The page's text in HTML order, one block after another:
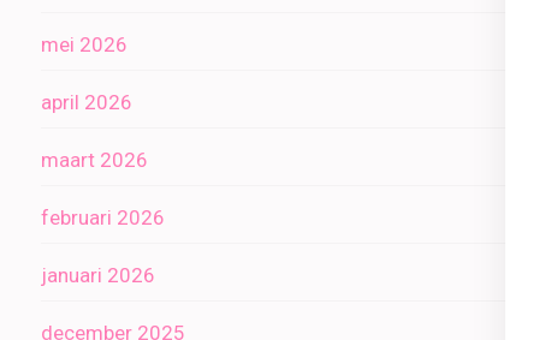
mei 2026
april 2026
maart 2026
februari 2026
januari 2026
december 2025